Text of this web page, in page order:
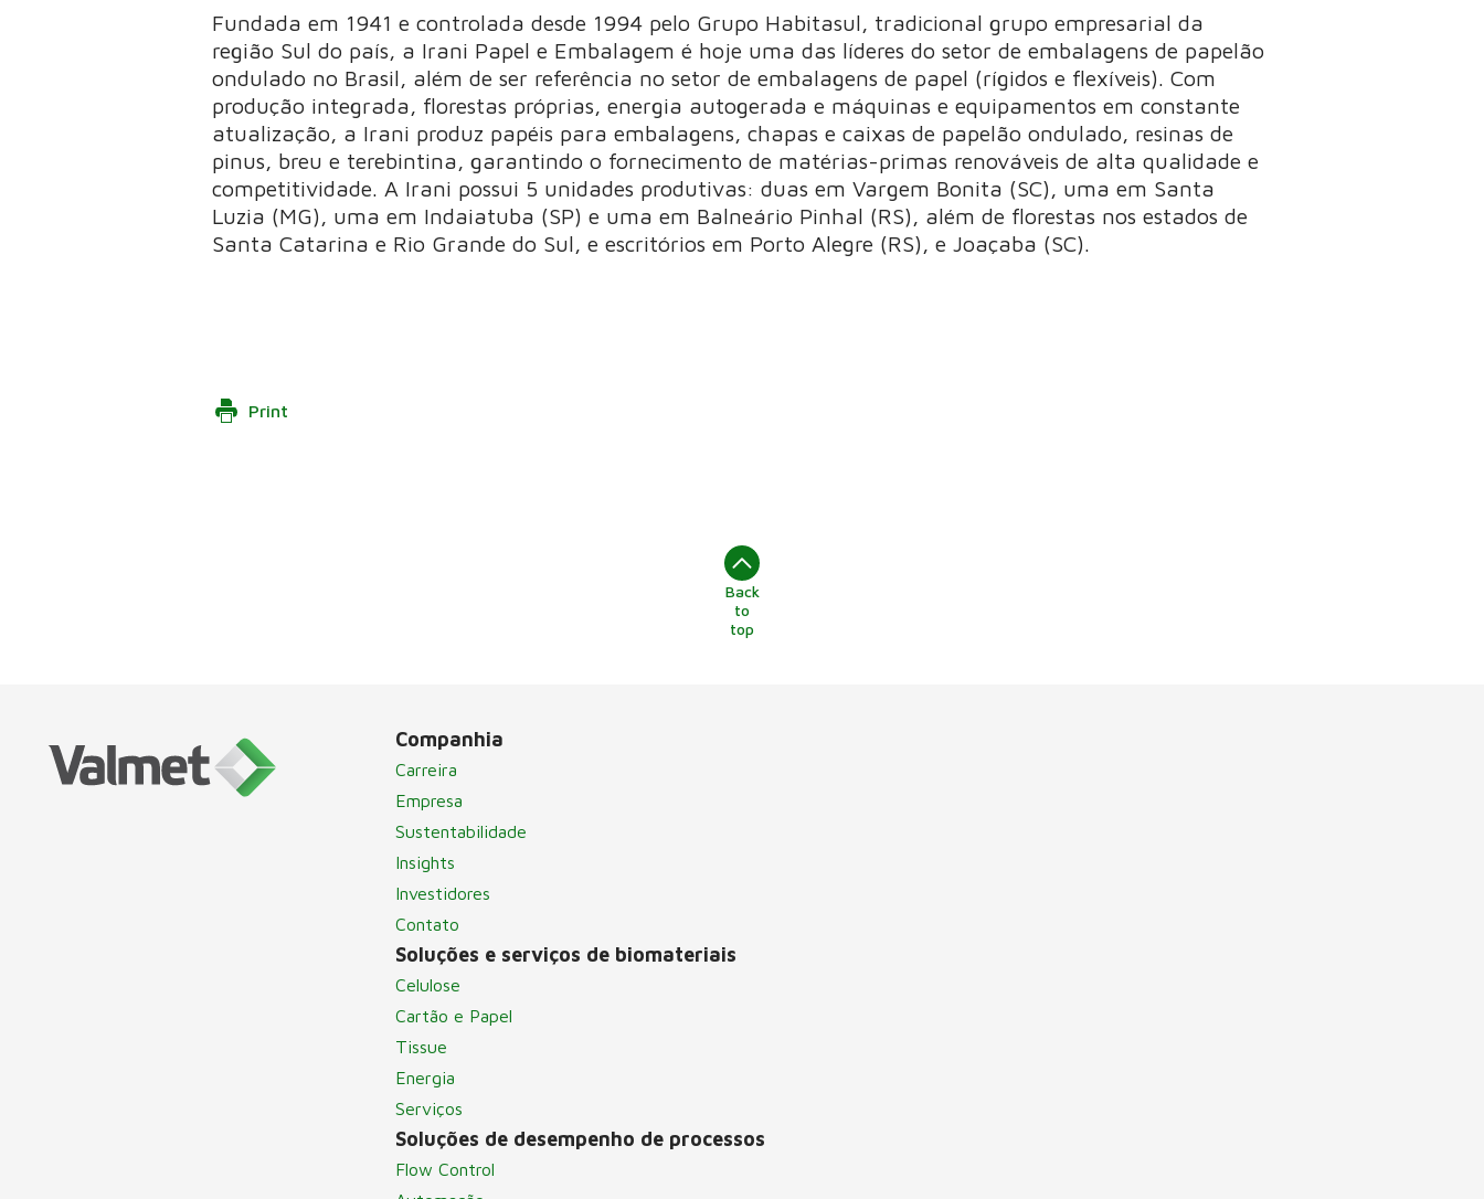
Fundada em 1941 e controlada desde 1994 pelo Grupo Habitasul, tradicional grupo empresarial da
região Sul do país, a Irani Papel e Embalagem é hoje uma das líderes do setor de embalagens de papelão
ondulado no Brasil, além de ser referência no setor de embalagens de papel (rígidos e flexíveis). Com
produção integrada, florestas próprias, energia autogerada e máquinas e equipamentos em constante
atualização, a Irani produz papéis para embalagens, chapas e caixas de papelão ondulado, resinas de
pinus, breu e terebintina, garantindo o fornecimento de matérias-primas renováveis ​​de alta qualidade e
competitividade. A Irani possui 5 unidades produtivas: duas em Vargem Bonita (SC), uma em Santa
Luzia (MG), uma em Indaiatuba (SP) e uma em Balneário Pinhal (RS), além de florestas nos estados de
Santa Catarina e Rio Grande do Sul, e escritórios em Porto Alegre (RS), e Joaçaba (SC).
Print
Back
to
top
Companhia
Carreira
Empresa
Sustentabilidade
Insights
Investidores
Contato
Soluções e serviços de biomateriais
Celulose
Cartão e Papel
Tissue
Energia
Serviços
Soluções de desempenho de processos
Flow Control